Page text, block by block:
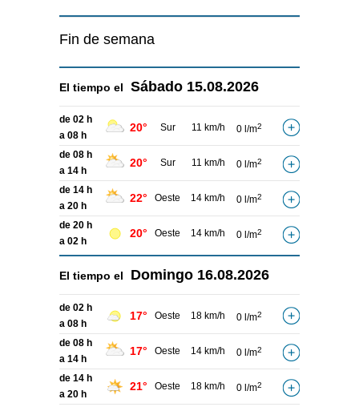
Fin de semana
El tiempo el Sábado 15.08.2026
de 02 h
a 08 h
20° Sur 11 km/h 0 l/m2
de 08 h
a 14 h
20° Sur 11 km/h 0 l/m2
de 14 h
a 20 h
22° Oeste 14 km/h 0 l/m2
de 20 h
a 02 h
20° Oeste 14 km/h 0 l/m2
El tiempo el Domingo 16.08.2026
de 02 h
a 08 h
17° Oeste 18 km/h 0 l/m2
de 08 h
a 14 h
17° Oeste 14 km/h 0 l/m2
de 14 h
a 20 h
21° Oeste 18 km/h 0 l/m2